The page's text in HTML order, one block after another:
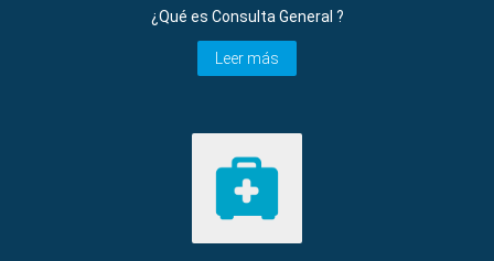
¿Qué es Consulta General ?
Leer más